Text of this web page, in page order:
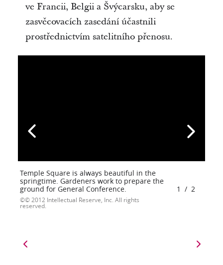
ve Francii, Belgii a Švýcarsku, aby se
zasvěcovacích zasedání účastnili
prostřednictvím satelitního přenosu.
Temple Square is always beautiful in the
springtime. Gardeners work to prepare the
ground for General Conference.
© 2012 Intellectual Reserve, Inc. All rights
reserved.
1 / 2